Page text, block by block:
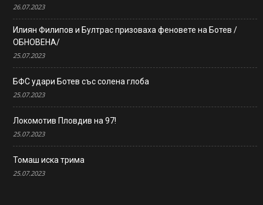
26.07.2023
Илиян Филипов и Бултрас призоваха феновете на Ботев /
ОБНОВЕНА/
25.07.2023
БФС удари Ботев със солена глоба
25.07.2023
Локомотив Пловдив на 97!
25.07.2023
Томаш иска трима
25.07.2023